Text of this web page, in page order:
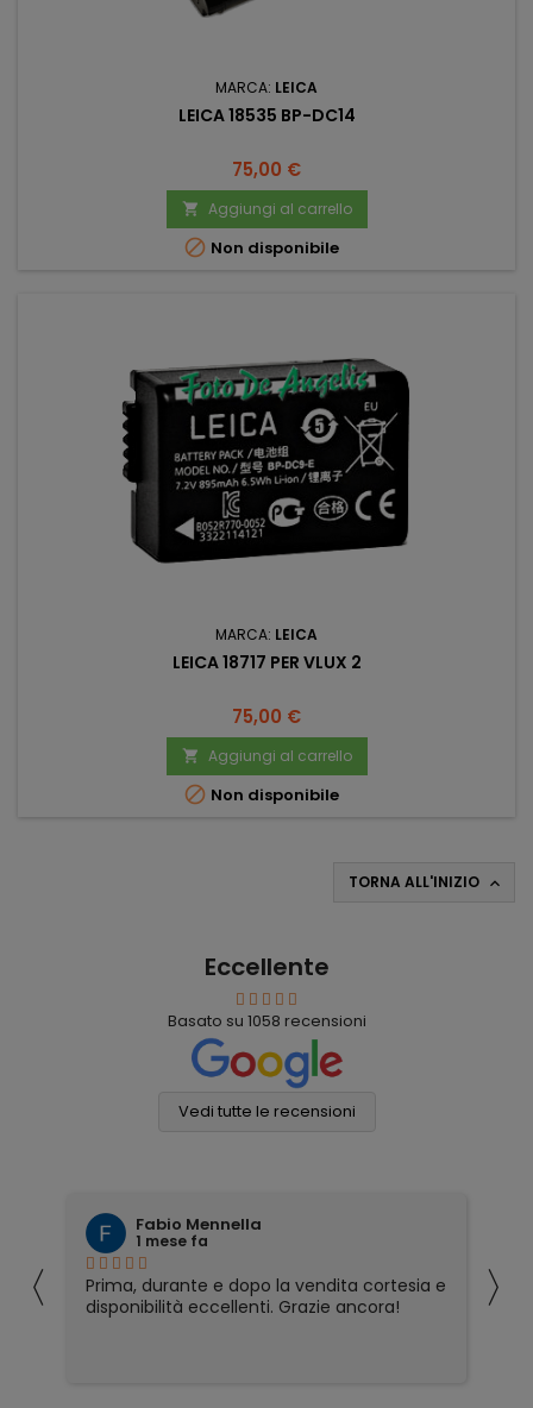
MARCA: LEICA
LEICA 18535 BP-DC14
Prezzo
75,00 €
 Aggiungi al carrello
 Non disponibile
MARCA: LEICA
LEICA 18717 PER VLUX 2
Prezzo
75,00 €
 Aggiungi al carrello
 Non disponibile
TORNA ALL'INIZIO 
Eccellente
Basato su 1058 recensioni
Vedi tutte le recensioni
〈
Fabio Mennella
1 mese fa
Prima, durante e dopo la vendita cortesia e
disponibilità eccellenti. Grazie ancora!
〉